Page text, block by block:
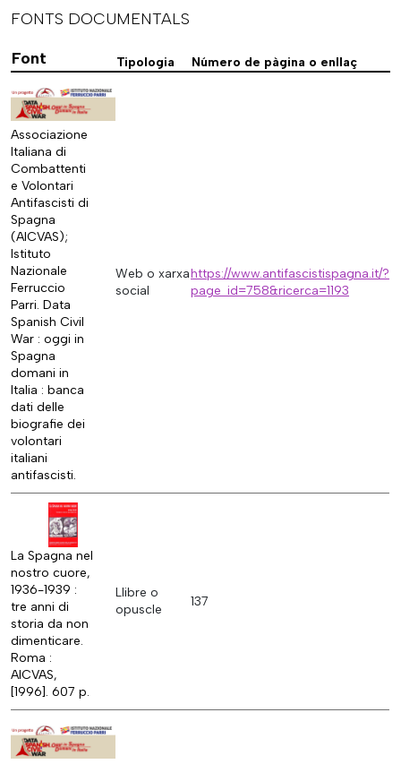
FONTS DOCUMENTALS
Font
Tipologia Número de pàgina o enllaç
Associazione
Italiana di
Combattenti
e Volontari
Antifascisti di
Spagna
(AICVAS);
Istituto
Nazionale
Ferruccio
Parri. Data
Spanish Civil
War : oggi in
Spagna
domani in
Italia : banca
dati delle
biografie dei
volontari
italiani
antifascisti.
Web o xarxa
social
https://www.antifascistispagna.it/?
page_id=758&ricerca=1193
La Spagna nel
nostro cuore,
1936-1939 :
tre anni di
storia da non
dimenticare.
Roma :
AICVAS,
[1996]. 607 p.
Llibre o
opuscle
137